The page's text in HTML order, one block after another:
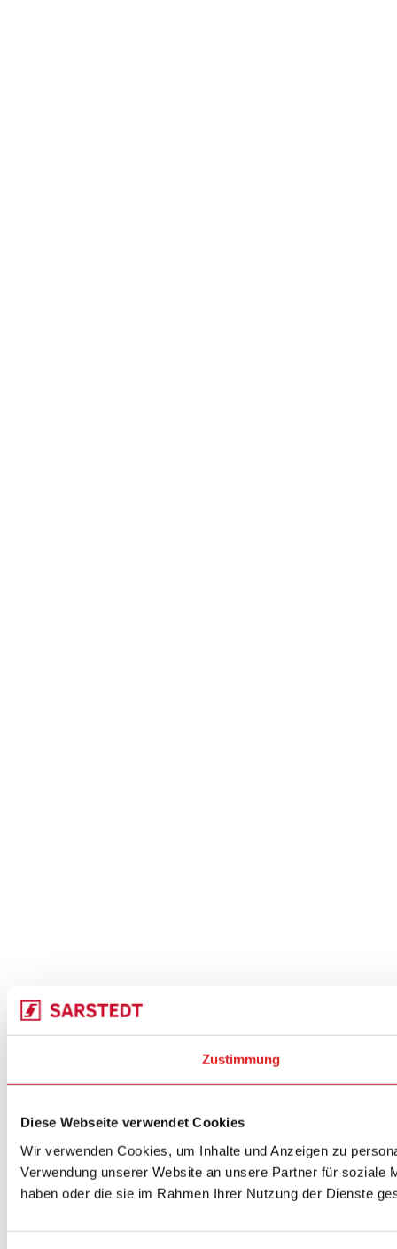
Zustimmung
Diese Webseite verwendet Cookies
Wir verwenden Cookies, um Inhalte und Anzeigen zu
Verwendung unserer Website an unsere Partner für soziale
haben oder die sie im Rahmen Ihrer Nutzung der Dienste